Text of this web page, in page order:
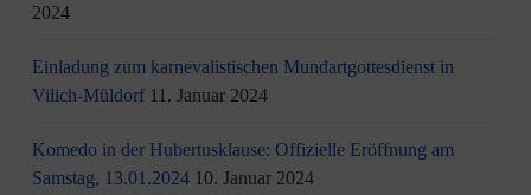
2024
Einladung zum karnevalistischen Mundartgottesdienst in
Vilich-Müldorf 11. Januar 2024
Komedo in der Hubertusklause: Offizielle Eröffnung am
Samstag, 13.01.2024 10. Januar 2024